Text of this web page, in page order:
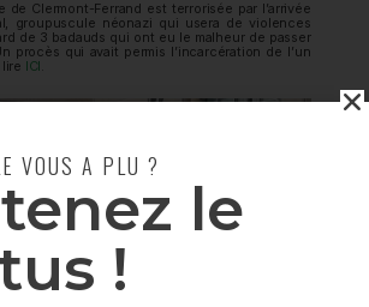
de Clermont-Ferrand est terrorisée par l’arrivée
groupuscule néonazi qui usera de violences
de 3 badauds qui ont eu le malheur de passer
procès qui avait permis l’incarcération de l’un
ICI
VOUS A PLU ?
le
!